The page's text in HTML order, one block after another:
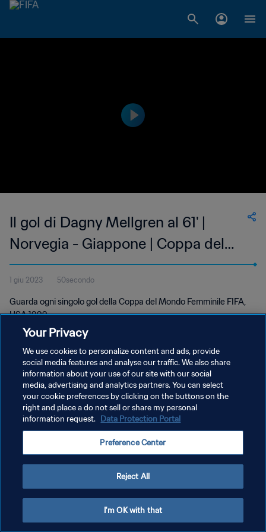
Il gol di Dagny Mellgren al 61' |
Norvegia - Giappone | Coppa del
Mondo Femminile FIFA, USA 1999
1 giu 2023 50secondo
Guarda ogni singolo gol della Coppa del Mondo Femminile FIFA,
USA 1999.
PRIVACY POLICY
TERMINI DI SERVIZIO
GESTISCI LE TUE PREFERENZE PER I COOKIES
Your Privacy
We use cookies to personalize content and ads, provide
social media features and analyse our traffic. We also share
information about your use of our site with our social
media, advertising and analytics partners. You can select
your cookie preferences by clicking on the buttons on the
right and place a do not sell or share my personal
information request. Data Protection Portal
Preference Center
Reject All
I'm OK with that